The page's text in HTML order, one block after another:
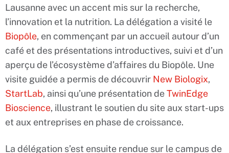
Lausanne avec un accent mis sur la recherche,
l’innovation et la nutrition. La délégation a visité le
Biopôle, en commençant par un accueil autour d’un
café et des présentations introductives, suivi et d’un
aperçu de l’écosystème d’affaires du Biopôle. Une
visite guidée a permis de découvrir New Biologix,
StartLab, ainsi qu’une présentation deTwinEdge
Bioscience, illustrant le soutien du site aux start-ups
et aux entreprises en phase de croissance.
La délégation s’est ensuite rendue sur le campus de